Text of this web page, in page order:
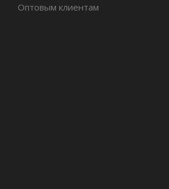
Оптовым клиентам